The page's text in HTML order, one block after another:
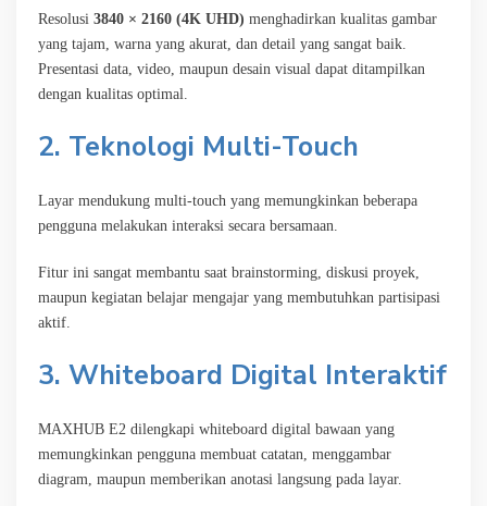
Resolusi 3840 × 2160 (4K UHD) menghadirkan kualitas gambar
yang tajam, warna yang akurat, dan detail yang sangat baik.
Presentasi data, video, maupun desain visual dapat ditampilkan
dengan kualitas optimal.
2. Teknologi Multi-Touch
Layar mendukung multi-touch yang memungkinkan beberapa
pengguna melakukan interaksi secara bersamaan.
Fitur ini sangat membantu saat brainstorming, diskusi proyek,
maupun kegiatan belajar mengajar yang membutuhkan partisipasi
aktif.
3. Whiteboard Digital Interaktif
MAXHUB E2 dilengkapi whiteboard digital bawaan yang
memungkinkan pengguna membuat catatan, menggambar
diagram, maupun memberikan anotasi langsung pada layar.